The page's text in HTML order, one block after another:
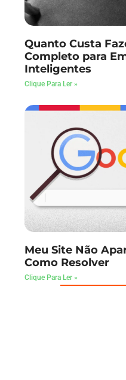
Quanto Custa
Completo para
Inteligentes
Clique Para Ler »
Meu Site Não
Como Resolver
Clique Para Ler »